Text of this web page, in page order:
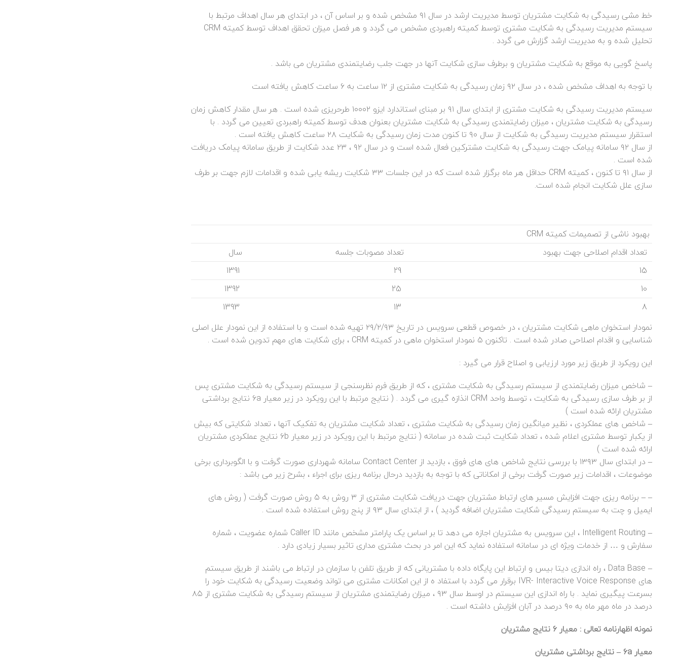
خط مشی رسیدگی به شکایت مشتریان توسط مدیریت ارشد در سال ۹۱ مشخص شده و بر اساس آن ، در ابتدای هر سال اهداف مرتبط با
سیستم مدیریت رسیدگی به شکایت مشتری توسط کمیته راهبردی مشخص می گردد و هر فصل میزان تحقق اهداف توسط کمیته CRM
تحلیل شده و به مدیریت ارشد گزارش می گردد .
پاسخ گویی به موقع به شکایت مشتریان و برطرف سازی شکایت آنها در جهت جلب رضایتمندی مشتریان می باشد .
با توجه به اهداف مشخص شده ،‌ در سال ۹۲ زمان رسیدگی به شکایت مشتری از ۱۲ ساعت به ۶ ساعت کاهش یافته است
سیستم مدیریت رسیدگی به شکایت مشتری از ابتدای سال ۹۱ بر مبنای استاندارد ایزو ۱۰۰۰۲ طرحریزی شده است . هر سال مقدار کاهش زمان
رسیدگی به شکایت مشتریان ، میزان رضایتمندی رسیدگی به شکایت مشتریان بعنوان هدف توسط کمیته راهبردی تعیین می گردد . با
استقرار سیستم مدیریت رسیدگی به شکایت از سال ۹۰ تا کنون مدت زمان رسیدگی به شکایت ۲۸ ساعت کاهش یافته است .
از سال ۹۲ سامانه پیامک جهت رسیدگی به شکایت مشترکین فعال شده است و در سال ۹۲ ، ۲۳ عدد شکایت از طریق سامانه پیامک دریافت
شده است .
از سال ۹۱ تا کنون ، کمیته CRM حداقل هر ماه برگزار شده است که در این جلسات ۳۳ شکایت ریشه یابی شده و اقدامات لازم جهت بر طرف
سازی علل شکایت انجام شده است.
بهبود ناشی از تصمیمات کمیته CRM
تعداد اقدام اصلاحی جهت بهبود
تعداد مصوبات جلسه
سال
نمودار استخوان ماهی شکایت مشتریان ، در خصوص قطعی سرویس در تاریخ ۲۹/۲/۹۳ تهیه شده است و با استفاده از این نمودار علل اصلی
شناسایی و اقدام اصلاحی صادر شده است . تاکنون ۵ نمودار استخوان ماهی در کمیته CRM ، برای شکایت های مهم تدوین شده است .
این رویکرد از طریق زیر مورد ارزیابی و اصلاح قرار می گیرد :
– شاخص میزان رضایتمندی از سیستم رسیدگی به شکایت مشتری ، که از طریق فرم نظرسنجی از سیستم رسیدگی به شکایت مشتری پس
از بر طرف سازی رسیدگی به شکایت ، توسط واحد CRM انذازه گیری می گردد . ( نتایج مرتبط با این رویکرد در زیر معیار ۶a نتایج برداشتی
مشتریان ارائه شده است )
– شاخص های عملکردی ، نظیر میانگین زمان رسیدگی به شکایت مشتری ، تعداد شکایت مشتریان به تفکیک آنها ، تعداد شکایتی که بیش
از یکبار توسط مشتری اعلام شده ، تعداد شکایت ثبت شده در سامانه ( نتایج مرتبط با این رویکرد در زیر معیار ۶b نتایج عملکردی مشتریان
ارائه شده است )
– در ابتدای سال ۱۳۹۳ با بررسی نتایج شاخص های های فوق ، بازدید از Contact Center سامانه شهرداری صورت گرفت و با الگوبرداری برخی
موضوعات ، اقدامات زیر صورت گرفت برخی از امکاناتی که با توجه به بازدید درحال برنامه ریزی برای اجراء ، بشرح زیر می باشد :
– – برنامه ریزی جهت افزایش مسیر های ارتباط مشتریان جهت دریافت شکایت مشتری از ۳ روش به ۵ روش صورت گرفت ( روش های
ایمیل و چت به سیستم رسیدگی شکایت مشتریان اضافه گردید ) ،‌ از ابتدای سال ۹۳ از پنج روش استفاده شده است .
– Intelligent Routing ، این سرویس به مشتریان اجازه می دهد تا بر اساس یک پارامتر مشخص مانند Caller ID شماره عضویت ، شماره
سفارش و … از خدمات ویژه ای در سامانه استفاده نماید که این امر در بحث مشتری مداری تاثیر بسیار زیادی دارد .
– Data Base ، راه اندازی دیتا بیس و ارتباط این پایگاه داده با مشتریانی که از طریق تلفن با سازمان در ارتباط می باشند از طریق سیستم
های IVR- Interactive Voice Response برقرار می گردد با استفاد ه از این امکانات مشتری می تواند وضعیت رسیدگی به شکایت خود را
بسرعت پیگیری نماید . با راه اندازی این سیستم در اوسط سال ۹۳ ، میزان رضایتمندی مشتریان از سیستم رسیدگی به شکایت مشتری از ۸۵
درصد در ماه مهر ماه به ۹۰ درصد در آبان افزایش داشته است .
نمونه اظهارنامه تعالی : معیار ۶ نتایج مشتریان
معیار ۶a – نتایج برداشتی مشتریان